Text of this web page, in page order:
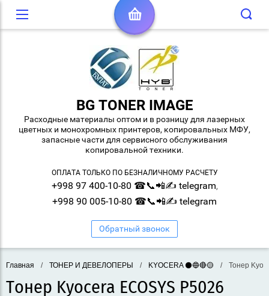
BG TONER IMAGE
Расходные материалы оптом и в розницу для лазерных
цветных и монохромных принтеров, копировальных МФУ,
запасные части для сервисного обслуживания
копировальной техники.
ОПЛАТА ТОЛЬКО ПО БЕЗНАЛИЧНОМУ РАСЧЕТУ
+998 97 400-10-80 ☎📞📲✍ telegram,
+998 90 005-10-80 ☎📞📲✍ telegram
Обратный звонок
Главная / ТОНЕР И ДЕВЕЛОПЕРЫ / KYOCERA ⚫🔵🔴🟡 / Тонер
Тонер Kyocera ECOSYS P5026